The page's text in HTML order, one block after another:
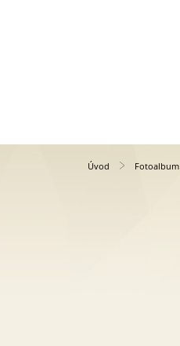
Úvod Fotoalbum